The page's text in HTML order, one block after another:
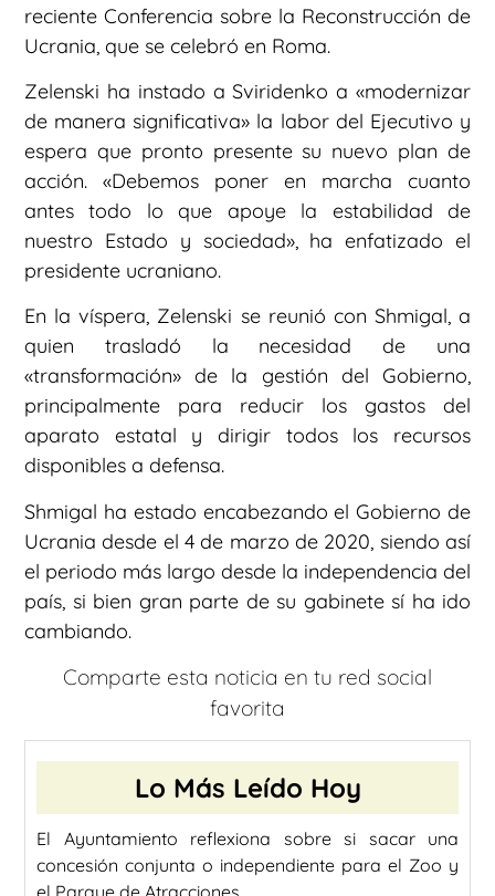
reciente Conferencia sobre la Reconstrucción de
Ucrania, que se celebró en Roma.
Zelenski ha instado a Sviridenko a «modernizar
de manera significativa» la labor del Ejecutivo y
espera que pronto presente su nuevo plan de
acción. «Debemos poner en marcha cuanto
antes todo lo que apoye la estabilidad de
nuestro Estado y sociedad», ha enfatizado el
presidente ucraniano.
En la víspera, Zelenski se reunió con Shmigal, a
quien trasladó la necesidad de una
«transformación» de la gestión del Gobierno,
principalmente para reducir los gastos del
aparato estatal y dirigir todos los recursos
disponibles a defensa.
Shmigal ha estado encabezando el Gobierno de
Ucrania desde el 4 de marzo de 2020, siendo así
el periodo más largo desde la independencia del
país, si bien gran parte de su gabinete sí ha ido
cambiando.
Comparte esta noticia en tu red social
favorita
Lo Más Leído Hoy
El Ayuntamiento reflexiona sobre si sacar una
concesión conjunta o independiente para el Zoo y
el Parque de Atracciones